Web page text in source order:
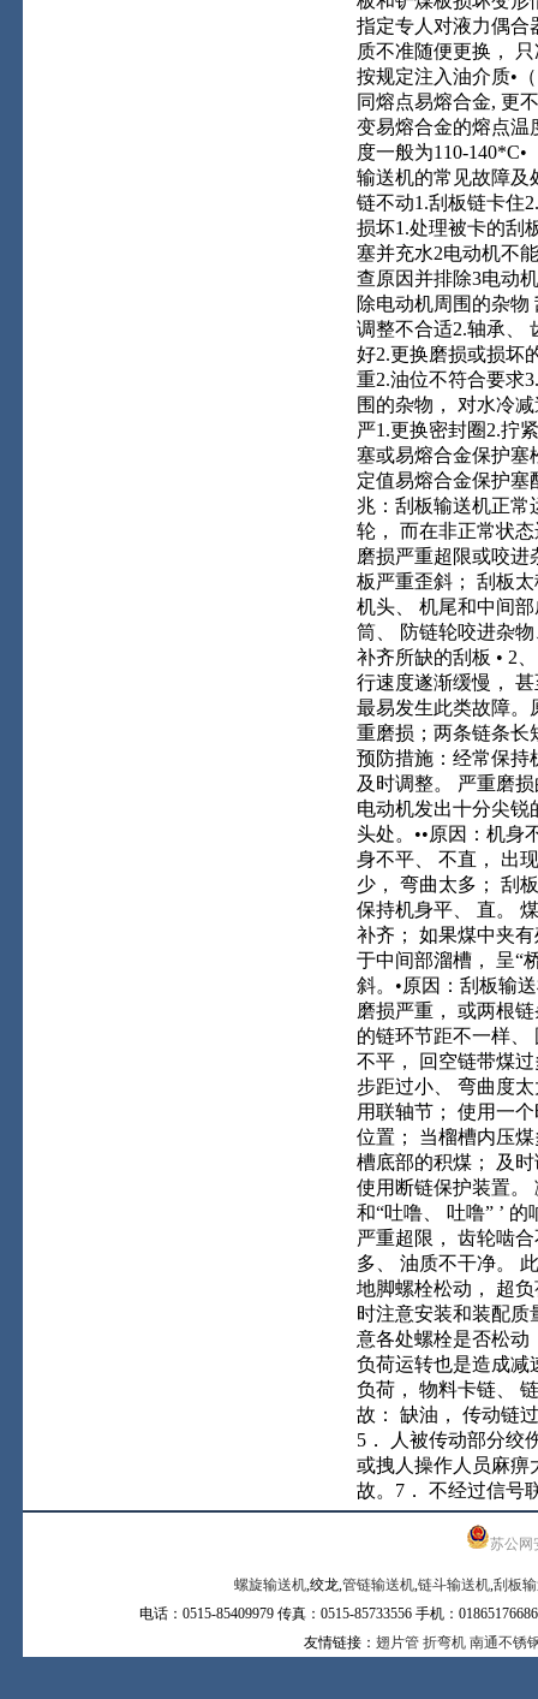
指定专人对液力偶合
质不准随便更换，
按规定注入油介质•
同熔点易熔合金, 更
变易熔合金的熔点温
度一般为110-
输送机的常见故障及
链不动1.刮板链卡住
损坏1.处理被卡的刮
塞并充水2电动机不
查原因并排除3电动
除电动机周围的杂物
调整不合适2.轴承、
好2.更换磨损或损坏
重2.油位不符合要求
围的杂物， 对水冷
严1.更换密封圈2.拧
塞或易熔合金保护塞
定值易熔合金保护塞
兆：刮板输送机正常
轮， 而在非正常状态
磨损严重超限或咬进
板严重歪斜； 刮板
机头、 机尾和中间
筒、 防链轮咬进杂
补齐所缺的刮板 • 2
行速度遂渐缓慢，
最易发生此类故障。
重磨损；两条链条长
预防措施：经常保持
及时调整。 严重磨损
电动机发出十分尖锐
头处。••原因：机身
身不平、 不直， 出
少， 弯曲太多； 刮
保持机身平、 直。
补齐； 如果煤中夹
于中间部溜槽， 呈“
斜。•原因：刮板输
磨损严重， 或两根
的链环节距不一样、
不平， 回空链带煤
步距过小、 弯曲度
用联轴节； 使用一
位置； 当榴槽内压
槽底部的积煤； 及
使用断链保护装置。
和“吐噜、 吐噜” ’
严重超限， 齿轮啮
多、 油质不干净。
地脚螺栓松动， 超
时注意安装和装配质
意各处螺栓是否松动
负荷运转也是造成减
负荷， 物料卡链、
故： 缺油， 传动链
5． 人被传动部分绞
或拽人操作人员麻痹
故。7． 不经过信号
苏公网
螺旋输送机,绞龙,管链输送机,链斗输送机,刮板
电话：0515-85409979 传真：0515-85733556 手机：
友情链接： 翅片管 折弯机 南通不锈